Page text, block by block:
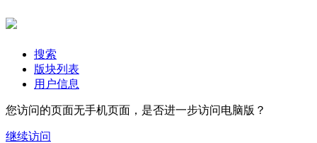
搜索
版块列表
用户信息
您访问的页面无手机页面，是否进一步访问电脑版？
继续访问